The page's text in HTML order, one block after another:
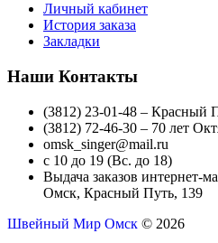
Личный кабинет
История заказа
Закладки
Наши Контакты
(3812) 23-01-48 – Красный
(3812) 72-46-30 – 70 лет
omsk_singer@mail.ru
с 10 до 19 (Вс. до 18)
Выдача заказов интернет-
Омск, Красный Путь, 139
Швейный Мир Омск © 2026